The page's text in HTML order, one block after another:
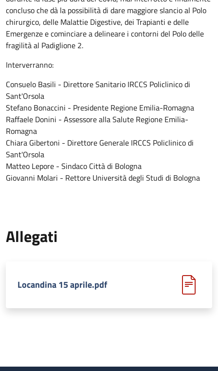
concluso che dà la possibilità di dare maggiore slancio al Polo
chirurgico, delle Malattie Digestive, dei Trapianti e delle
Emergenze e cominciare a delineare i contorni del Polo delle
fragilità al Padiglione 2.
Interverranno:
Consuelo Basili - Direttore Sanitario IRCCS Policlinico di
Sant'Orsola
Stefano Bonaccini - Presidente Regione Emilia-Romagna
Raffaele Donini - Assessore alla Salute Regione Emilia-
Romagna
Chiara Gibertoni - Direttore Generale IRCCS Policlinico di
Sant'Orsola
Matteo Lepore - Sindaco Città di Bologna
Giovanni Molari - Rettore Università degli Studi di Bologna
Allegati
Locandina 15 aprile.pdf